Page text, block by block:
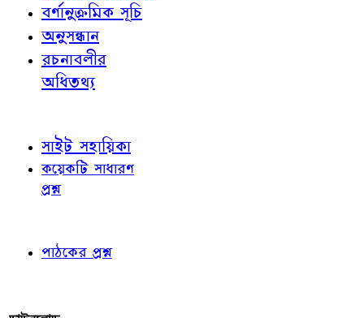
বর্ণানুক্রমিক সূচি
অনুসন্ধান
রচনাবলীর
অধিতথ্য
সাইট সহায়িকা
কয়েকটি সাধারণ
প্রশ্ন
পাঠকের প্রশ্ন